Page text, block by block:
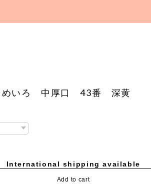
めいろ 中厚口 43番 深黄
International shipping available
Add to cart